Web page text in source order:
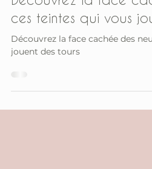
Coloration/peinture
Découvrez la face
ces teintes qui vous
jouent des tours